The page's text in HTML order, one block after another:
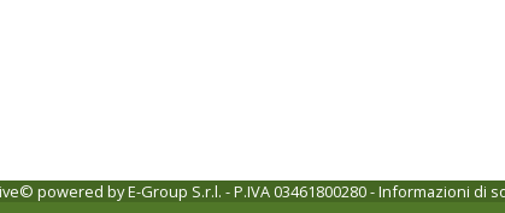
powered byE-Group S.r.l. - P.IVA 03461800280-Informazioni di